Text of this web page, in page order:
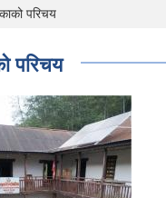
here
परिचय
परिचय